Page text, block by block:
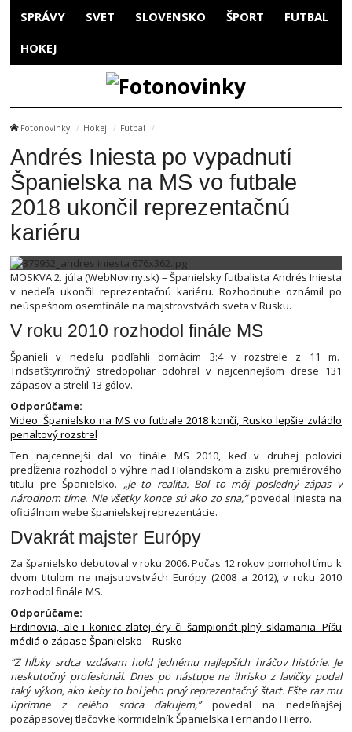
SPRÁVY SVET SLOVENSKO ŠPORT FUTBAL
HOKEJ
Fotonovinky Hokej Futbal
Andrés Iniesta po vypadnutí
Španielska na MS vo futbale
2018 ukončil reprezentačnú
kariéru
MOSKVA 2. júla (WebNoviny.sk) – Španielsky futbalista Andrés Iniesta
v nedeľa ukončil reprezentačnú kariéru. Rozhodnutie oznámil po
neúspešnom osemfinále na majstrovstvách sveta v Rusku.
V roku 2010 rozhodol finále MS
Španieli v nedeľu podľahli domácim 3:4 v rozstrele z 11 m.
Tridsaťštyriročný stredopoliar odohral v najcennejšom drese 131
zápasov a strelil 13 gólov.
Odporúčame:
Video: Španielsko na MS vo futbale 2018 končí, Rusko lepšie zvládlo
penaltový rozstrel
Ten najcennejší dal vo finále MS 2010, keď v druhej polovici
predĺženia rozhodol o výhre nad Holandskom a zisku premiérového
titulu pre Španielsko. „Je to realita. Bol to môj posledný zápas v
národnom tíme. Nie všetky konce sú ako zo sna,“povedal Iniesta na
oficiálnom webe španielskej reprezentácie.
Dvakrát majster Európy
Za španielsko debutoval v roku 2006. Počas 12 rokov pomohol tímu k
dvom titulom na majstrovstvách Európy (2008 a 2012), v roku 2010
rozhodol finále MS.
Odporúčame:
Hrdinovia, ale i koniec zlatej éry či šampionát plný sklamania. Píšu
médiá o zápase Španielsko – Rusko
“Z hĺbky srdca vzdávam hold jednému najlepších hráčov histórie. Je
neskutočný profesionál. Dnes po nástupe na ihrisko z lavičky podal
taký výkon, ako keby to bol jeho prvý reprezentačný štart. Ešte raz mu
úprimne z celého srdca ďakujem,”povedal na nedeľňajšej
pozápasovej tlačovke kormidelník Španielska Fernando Hierro.